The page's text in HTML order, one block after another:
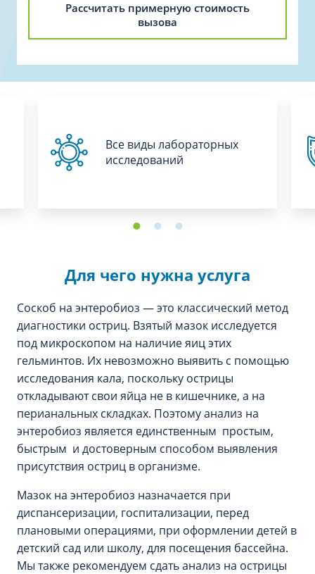
Рассчитать примерную стоимость
вызова
Все виды лабораторных
исследований
Для чего нужна услуга
Соскоб на энтеробиоз — это классический метод
диагностики остриц. Взятый мазок исследуется
под микроскопом на наличие яиц этих
гельминтов. Их невозможно выявить с помощью
исследования кала, поскольку острицы
откладывают свои яйца не в кишечнике, а на
перианальных складках. Поэтому анализ на
энтеробиоз является единственным простым,
быстрым и достоверным способом выявления
присутствия остриц в организме.
Мазок на энтеробиоз назначается при
диспансеризации, госпитализации, перед
плановыми операциями, при оформлении детей в
детский сад или школу, для посещения бассейна.
Мы также рекомендуем сдать анализ на острицы